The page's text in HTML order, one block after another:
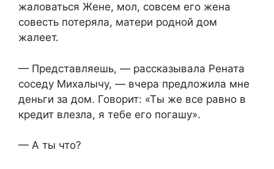
жаловаться Жене, мол, совсем его жена
совесть потеряла, матери родной дом
жалеет.
— Представляешь, — рассказывала Рената
соседу Михалычу, — вчера предложила мне
деньги за дом. Говорит: «Ты же все равно в
кредит влезла, я тебе его погашу».
— А ты что?